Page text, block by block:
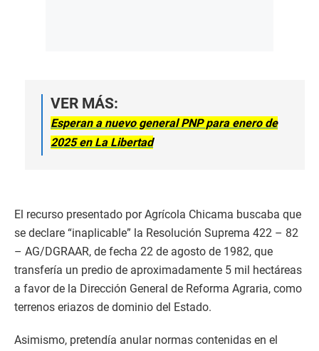
VER MÁS:
Esperan a nuevo general PNP para enero de
2025 en La Libertad
El recurso presentado por Agrícola Chicama buscaba que
se declare “inaplicable” la Resolución Suprema 422 – 82
– AG/DGRAAR, de fecha 22 de agosto de 1982, que
transfería un predio de aproximadamente 5 mil hectáreas
a favor de la Dirección General de Reforma Agraria, como
terrenos eriazos de dominio del Estado.
Asimismo, pretendía anular normas contenidas en el